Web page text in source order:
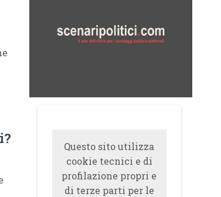
Questo sito utilizza
cookie tecnici e di
profilazione propri e
di terze parti per le